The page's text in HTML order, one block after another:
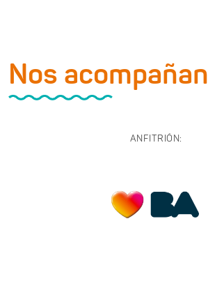
Nos acompañan
ANFITRIÓN: